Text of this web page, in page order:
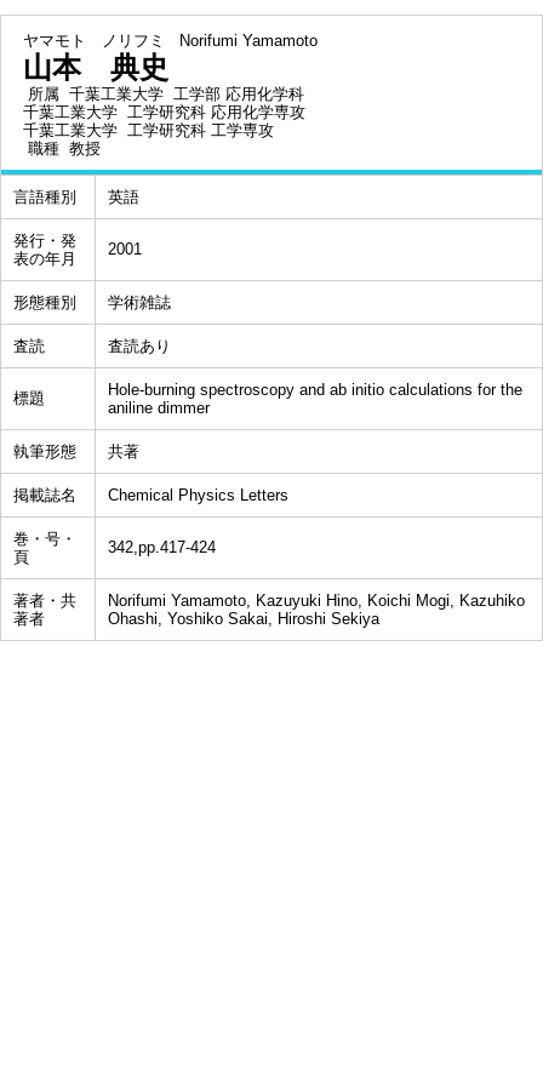
ヤマモト ノリフミ Norifumi Yamamoto
山本 典史
所属 千葉工業大学 工学部 応用化学科
千葉工業大学 工学研究科 応用化学専攻
千葉工業大学 工学研究科 工学専攻
職種 教授
言語種別 英語
発行・発
表の年月
2001
形態種別 学術雑誌
査読 査読あり
標題
Hole-burning spectroscopy and ab initio calculations for the
aniline dimmer
執筆形態 共著
掲載誌名 Chemical Physics Letters
巻・号・
頁
342,pp.417-424
著者・共
著者
Norifumi Yamamoto, Kazuyuki Hino, Koichi Mogi, Kazuhiko
Ohashi, Yoshiko Sakai, Hiroshi Sekiya